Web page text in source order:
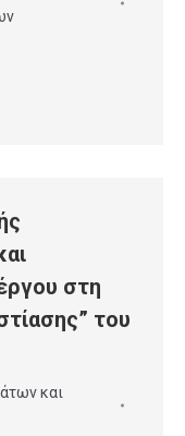
στη
του
και